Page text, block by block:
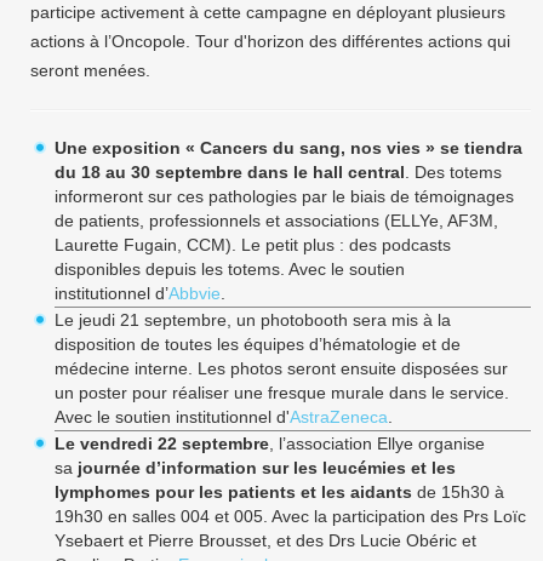
participe activement à cette campagne en déployant plusieurs
actions à l’Oncopole. Tour d'horizon des différentes actions qui
seront menées.
Une exposition « Cancers du sang, nos vies » se tiendra
du 18 au 30 septembre dans le hall central . Des totems
informeront sur ces pathologies par le biais de témoignages
de patients, professionnels et associations (ELLYe, AF3M,
Laurette Fugain, CCM). Le petit plus : des podcasts
disponibles depuis les totems. Avec le soutien
institutionnel d’Abbvie
Le jeudi 21 septembre, un photobooth sera mis à la
disposition de toutes les équipes d’hématologie et de
médecine interne. Les photos seront ensuite disposées sur
un poster pour réaliser une fresque murale dans le service.
Avec le soutien institutionnel d'AstraZeneca
Le vendredi 22 septembre , l’association Ellye organise
sa journée d’information sur les leucémies et les
lymphomes pour les patients et les aidants de 15h30 à
19h30 en salles 004 et 005. Avec la participation des Prs Loïc
Ysebaert et Pierre Brousset, et des Drs Lucie Obéric et